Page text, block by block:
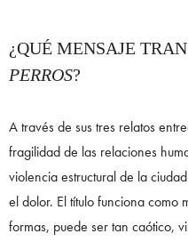
¿QUÉ MENSAJE
PERROS?
A través de sus tres relatos
fragilidad de las relaciones
violencia estructural de la
el dolor. El título funciona como
formas, puede ser tan caótico,